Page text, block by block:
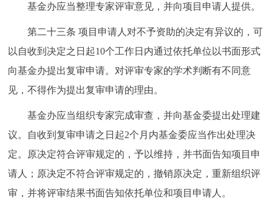
基金办应当整理专家评审意见，并向项目申请人提供。
第二十三条 项目申请人对不予资助的决定有异议的，可
以自收到决定之日起10个工作日内通过依托单位以书面形式
向基金办提出复审申请。对评审专家的学术判断有不同意
见，不得作为提出复审申请的理由。
基金办应当组织专家完成审查，并向基金委提出处理建
议。自收到复审申请之日起2个月内基金委应当作出处理决
定。原决定符合评审规定的，予以维持，并书面告知项目申
请人；原决定不符合评审规定的，撤销原决定，重新组织评
审，并将评审结果书面告知依托单位和项目申请人。